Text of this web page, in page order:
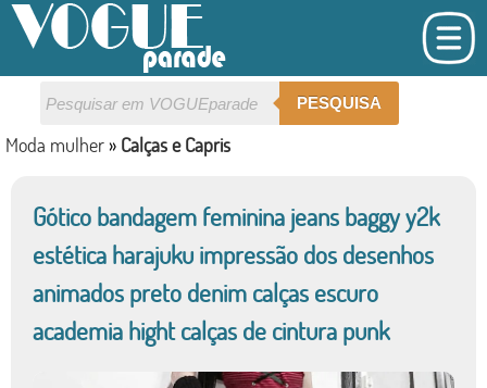
PESQUISA
Moda mulher » Calças e Capris
Gótico bandagem feminina jeans baggy y2k
estética harajuku impressão dos desenhos
animados preto denim calças escuro
academia hight calças de cintura punk